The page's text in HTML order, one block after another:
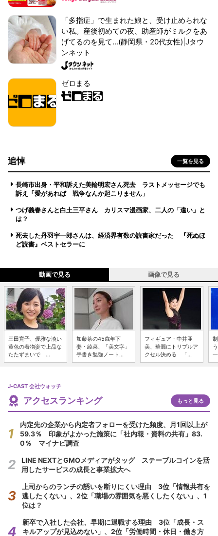
「多指症」で生まれた娘と、受け止められな
い私。産後初めての夜、助産師がミルクをあ
げてるのを見て...(静岡県・20代女性)|Jタウ
ンネット
ゼロまる
追悼 一覧を見る
長崎市出身・平和訴えた美輪明宏さん死去 ラストメッセージでも
訴え「愛があれば 戦争なんか起こりません」
つげ義春さんと白土三平さん カリスマ漫画家、二人の「違い」と
は？
死去した丹羽宇一郎さんは、経済界有数の読書家だった 『死ぬほ
ど読書』ベストセラーに
動画で見る 画像で見る
三田寛子、優雅な淡い
黄色の着物姿で上品な
たたずまいで ...
加藤茶の45歳年下
妻・綾菜、「美文字」
手書き勉強ノート...
フィギュア・中井亜
美、華麗にトリプルア
クセル決める 「...
J-CAST 会社ウォッチ
アクセスランキング もっと見る
内定先の企業から内定者フォローを受けた頻度、月1回以上が
59.3％ 印象がよかった施策に「社内報・資料の共有」83.
0％ マイナビ調査
LINE NEXTとGMOメディアがタッグ ステーブルコインを活
用したサービスの成長と事業拡大へ
上司からのランチの誘いを断りにくい理由 3位「情報共有を
逃したくない」、2位「職場の雰囲気を悪くしたくない」、1
位は？
新卒で入社した会社、早期に退職する理由 3位「成長・ス
キルアップが見込めない」、2位「労働時間・休日・働き方